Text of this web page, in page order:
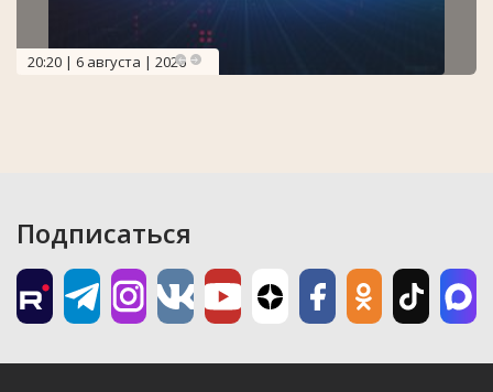
20:20 | 6 августа | 2026
Подписаться